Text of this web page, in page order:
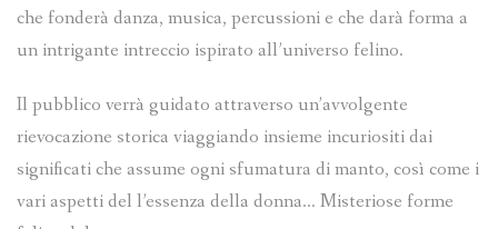
che fonderà danza, musica, percussioni e che darà forma a
un intrigante intreccio ispirato all’universo felino.
Il pubblico verrà guidato attraverso un’avvolgente
rievocazione storica viaggiando insieme incuriositi dai
significati che assume ogni sfumatura di manto, così come i
vari aspetti del l’essenza della donna… Misteriose forme